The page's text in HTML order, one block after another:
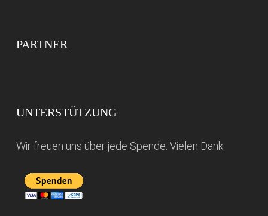
PARTNER
UNTERSTÜTZUNG
Wir freuen uns über jede Spende. Vielen Dank.